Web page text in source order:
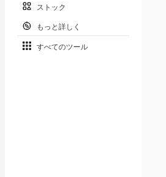
ストック
もっと詳しく
すべてのツール